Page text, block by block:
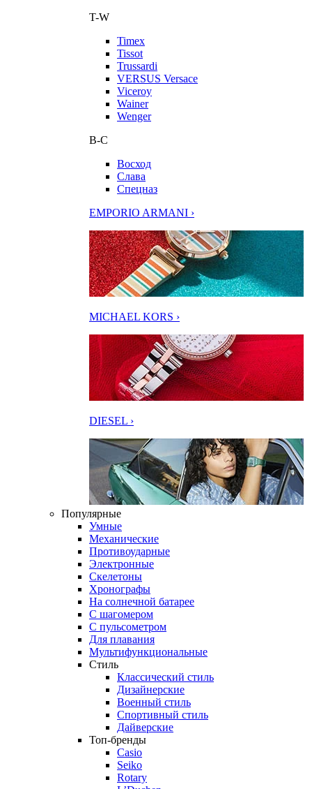
T-W
Timex
Tissot
Trussardi
VERSUS Versace
Viceroy
Wainer
Wenger
В-С
Восход
Слава
Спецназ
EMPORIO ARMANI ›
MICHAEL KORS ›
DIESEL ›
Популярные
Умные
Механические
Противоударные
Электронные
Скелетоны
Хронографы
На солнечной батарее
С шагомером
С пульсометром
Для плавания
Мультифункциональные
Стиль
Классический стиль
Дизайнерские
Военный стиль
Спортивный стиль
Дайверские
Топ-бренды
Casio
Seiko
Rotary